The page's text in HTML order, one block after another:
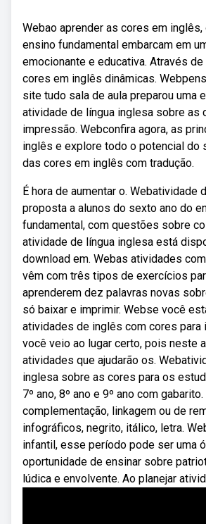
Webao aprender as cores em
ensino fundamental embarcam em
emocionante e educativa. Através
cores em inglês dinâmicas.
site tudo sala de aula preparou uma
atividade de língua inglesa sobre as
impressão. Webconfira agora, as
inglês e explore todo o potencial do
das cores em inglês com tradução.
É hora de aumentar o. Webatividade
proposta a alunos do sexto ano do
fundamental, com questões sobre
atividade de língua inglesa está
download em. Webas atividades
vêm com três tipos de exercícios
aprenderem dez palavras novas
só baixar e imprimir. Webse você
atividades de inglês com cores para
você veio ao lugar certo, pois neste
atividades que ajudarão os.
inglesa sobre as cores para os
7º ano, 8º ano e 9º ano com
complementação, linkagem ou de
infográficos, negrito, itálico, letra.
infantil, esse período pode ser uma
oportunidade de ensinar sobre
lúdica e envolvente. Ao planejar